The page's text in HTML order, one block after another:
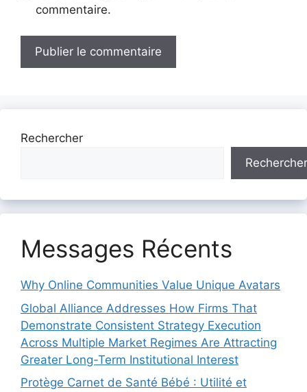
commentaire.
Rechercher
Rechercher
Messages Récents
Why Online Communities Value Unique Avatars
Global Alliance Addresses How Firms That
Demonstrate Consistent Strategy Execution
Across Multiple Market Regimes Are Attracting
Greater Long-Term Institutional Interest
Protège Carnet de Santé Bébé : Utilité et